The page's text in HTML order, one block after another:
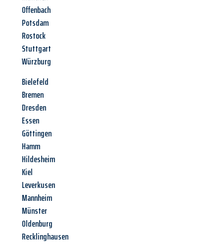
Offenbach
Potsdam
Rostock
Stuttgart
Würzburg
Bielefeld
Bremen
Dresden
Essen
Göttingen
Hamm
Hildesheim
Kiel
Leverkusen
Mannheim
Münster
Oldenburg
Recklinghausen